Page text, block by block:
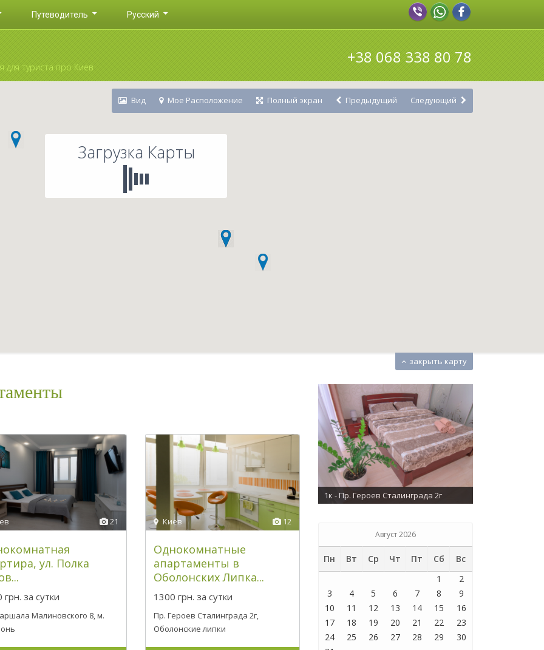
Путеводитель Русский
туриста про Киев
+38 068 338 80 78
Загрузка Карты
закрыть карту
Вид Мое Расположение Полный экран Предыдущий Следующий
21
ул. Полка
грн. за сутки
Малиновского 8, м.
12
Киев
Однокомнатные
апартаменты в
Оболонских Липка...
1300 грн. за сутки
Пр. Героев Сталинграда 2г,
Оболонские липки
1к - Пр. Героев Сталинграда 2г
Август 2026
Пн Вт Ср Чт Пт Сб
Вс
1
2
3
4 5 6 7 8
9
10
11 12 13 14 15
16
17
18 19 20 21 22
23
24
25 26 27 28 29
30